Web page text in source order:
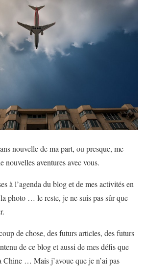
nouvelle de ma part, ou presque, me
nouvelles aventures avec vous.
à l’agenda du blog et de mes activités en
photo … le reste, je ne suis pas sûr que
de chose, des futurs articles, des futurs
de ce blog et aussi de mes défis que
Chine … Mais j’avoue que je n’ai pas